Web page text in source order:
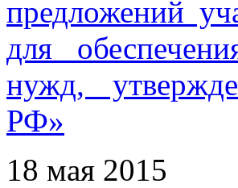
предложений
для
нужд,
РФ»
18 мая 2015